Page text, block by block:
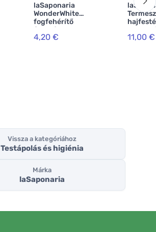
laSaponaria
WonderWhite
fogfehérítő
fogkrém - menta
és aktív szén BIO
4,20 €
g) -
11,00 €
Vissza a kategóriához
Testápolás és higiénia
Márka
laSaponaria